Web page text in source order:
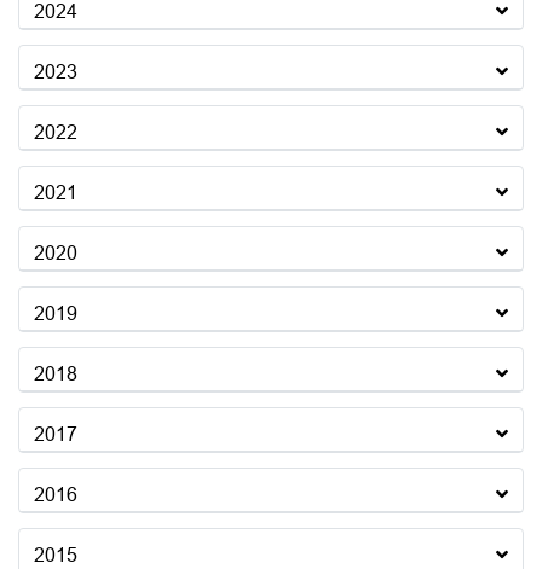
2024
2023
2022
2021
2020
2019
2018
2017
2016
2015